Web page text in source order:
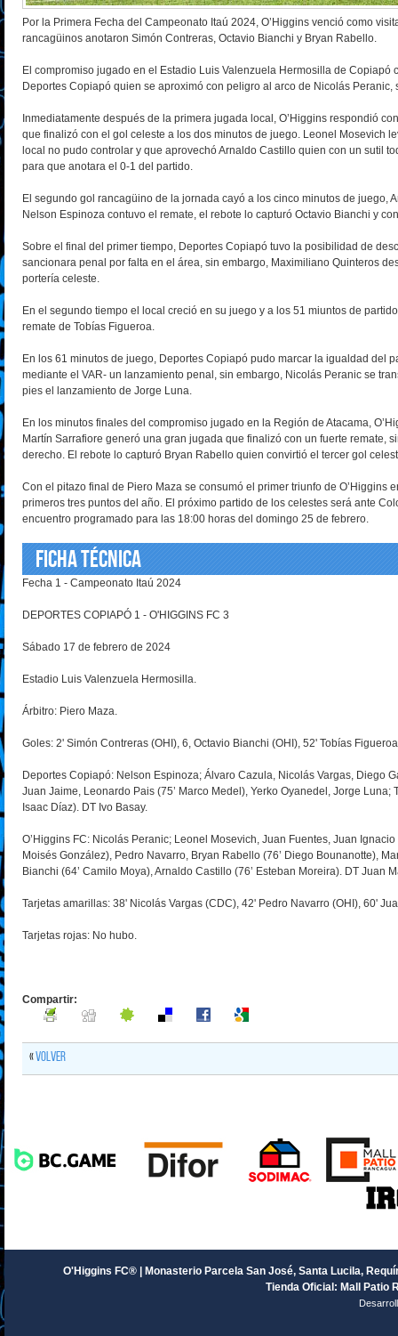
Por la Primera Fecha del Campeonato Itaú 2024, O’Higgins venció como
rancagüinos anotaron Simón Contreras, Octavio Bianchi y Bryan Rabello.
El compromiso jugado en el Estadio Luis Valenzuela Hermosilla de Copiapó
Deportes Copiapó quien se aproximó con peligro al arco de Nicolás
Inmediatamente después de la primera jugada local, O’Higgins respondió
que finalizó con el gol celeste a los dos minutos de juego. Leonel Mosevich
local no pudo controlar y que aprovechó Arnaldo Castillo quien con un sutil
para que anotara el 0-1 del partido.
El segundo gol rancagüino de la jornada cayó a los cinco minutos de juego,
Nelson Espinoza contuvo el remate, el rebote lo capturó Octavio Bianchi y
Sobre el final del primer tiempo, Deportes Copiapó tuvo la posibilidad de
sancionara penal por falta en el área, sin embargo, Maximiliano Quinteros
portería celeste.
En el segundo tiempo el local creció en su juego y a los 51 miuntos de
remate de Tobías Figueroa.
En los 61 minutos de juego, Deportes Copiapó pudo marcar la igualdad del
mediante el VAR- un lanzamiento penal, sin embargo, Nicolás Peranic se
pies el lanzamiento de Jorge Luna.
En los minutos finales del compromiso jugado en la Región de Atacama,
Martín Sarrafiore generó una gran jugada que finalizó con un fuerte remate,
derecho. El rebote lo capturó Bryan Rabello quien convirtió el tercer gol
Con el pitazo final de Piero Maza se consumó el primer triunfo de O’Higgins
primeros tres puntos del año. El próximo partido de los celestes será ante
encuentro programado para las 18:00 horas del domingo 25 de febrero.
FICHA TÉCNICA
Fecha 1 - Campeonato Itaú 2024
DEPORTES COPIAPÓ 1 - O'HIGGINS FC 3
Sábado 17 de febrero de 2024
Estadio Luis Valenzuela Hermosilla.
Árbitro: Piero Maza.
Goles: 2' Simón Contreras (OHI), 6, Octavio Bianchi (OHI), 52' Tobías
Deportes Copiapó: Nelson Espinoza; Álvaro Cazula, Nicolás Vargas, Diego
Juan Jaime, Leonardo Pais (75’ Marco Medel), Yerko Oyanedel, Jorge Luna;
Isaac Díaz). DT Ivo Basay.
O’Higgins FC: Nicolás Peranic; Leonel Mosevich, Juan Fuentes, Juan
Moisés González), Pedro Navarro, Bryan Rabello (76’ Diego Bounanotte),
Bianchi (64’ Camilo Moya), Arnaldo Castillo (76’ Esteban Moreira). DT Juan
Tarjetas amarillas: 38' Nicolás Vargas (CDC), 42' Pedro Navarro (OHI), 60'
Tarjetas rojas: No hubo.
Compartir:
«Volver
O'Higgins FC® | Monasterio Parcela San José, Santa Lucila,
Tienda Oficial: Mall Patio